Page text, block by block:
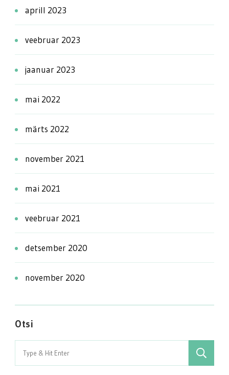
aprill 2023
veebruar 2023
jaanuar 2023
mai 2022
märts 2022
november 2021
mai 2021
veebruar 2021
detsember 2020
november 2020
Otsi
Search
for: